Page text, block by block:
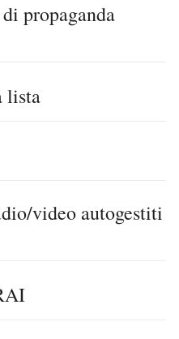
propaganda
lista
video autogestiti